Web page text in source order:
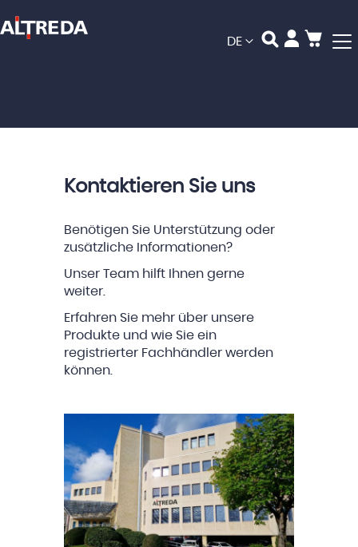
Sprache
DE Mein
Kontaktieren Sie uns
Benötigen Sie Unterstützung oder
zusätzliche Informationen?
Unser Team hilft Ihnen gerne
weiter.
Erfahren Sie mehr über unsere
Produkte und wie Sie ein
registrierter Fachhändler werden
können.